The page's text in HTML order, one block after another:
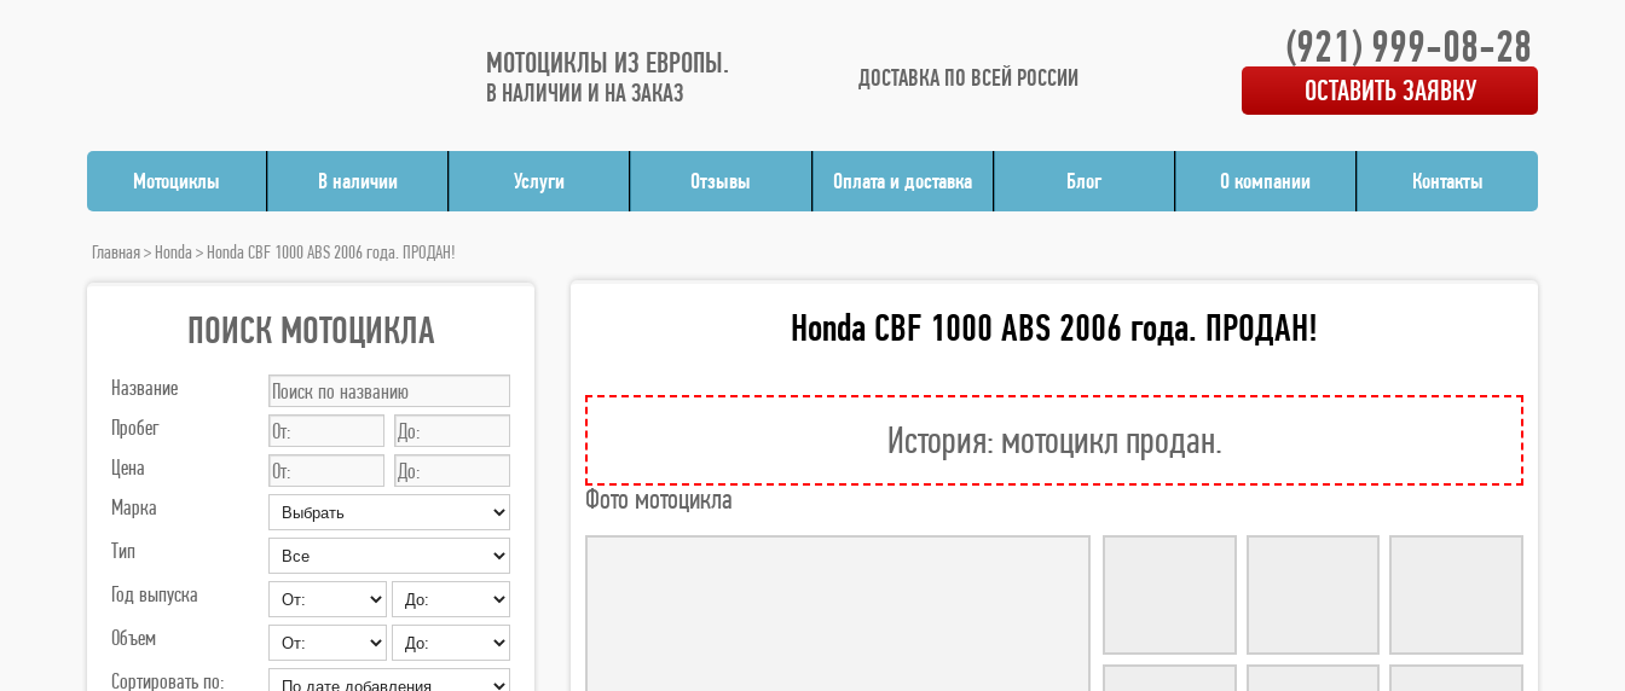
МОТОЦИКЛЫ ИЗ ЕВРОПЫ.
В НАЛИЧИИ И НА ЗАКАЗ
ДОСТАВКА ПО ВСЕЙ РОССИИ
(921) 999-08-28
ОСТАВИТЬ ЗАЯВКУ
Мотоциклы В наличии Услуги Отзывы Оплата и доставка Блог О компании Контакты
Главная> Honda > Honda CBF 1000 ABS 2006 года. ПРОДАН!
Honda CBF 1000 ABS 2006 года. ПРОДАН!
История: мотоцикл продан.
Фото мотоцикла
ПОИСК МОТОЦИКЛА
Название
Пробег
Цена
Марка
Тип
Год выпуска
Объем
Сортировать по: